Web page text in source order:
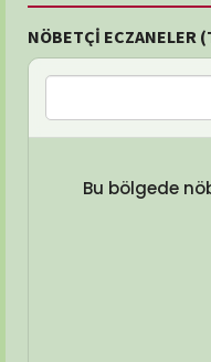
NÖBETÇİ ECZANELER
Bu bölgede